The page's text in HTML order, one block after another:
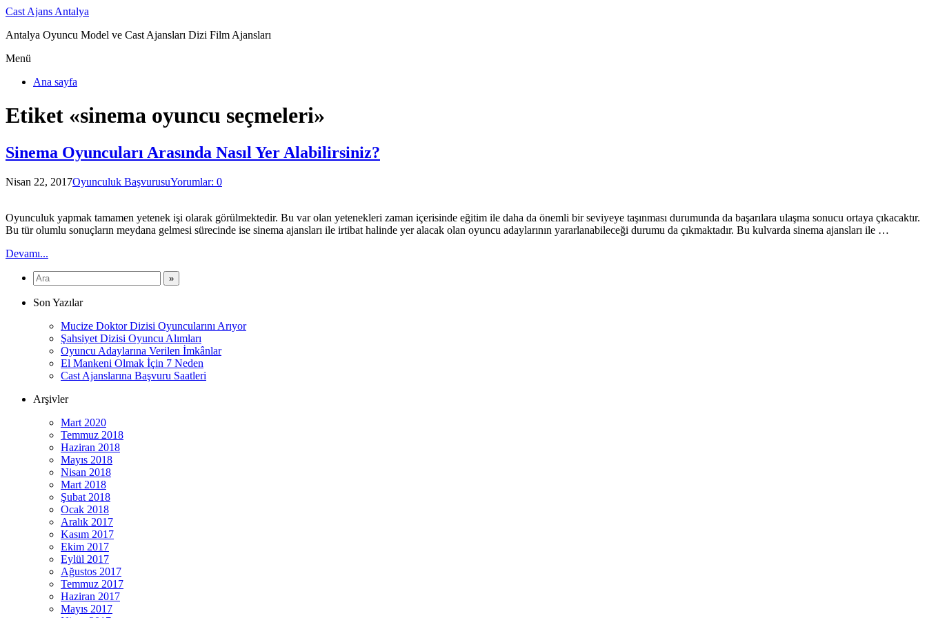
Cast Ajans Antalya
Antalya Oyuncu Model ve Cast Ajansları Dizi Film Ajansları
Menü
Ana sayfa
Etiket «sinema oyuncu seçmeleri»
Sinema Oyuncuları Arasında Nasıl Yer Alabilirsiniz?
Nisan 22, 2017Oyunculuk BaşvurusuYorumlar: 0
Oyunculuk yapmak tamamen yetenek işi olarak görülmektedir. Bu var olan yetenekleri zaman içerisinde eğitim ile daha da önemli bir seviyeye taşınması durumunda da başarılara ulaşma sonucu ortaya çıkacaktır.
Bu tür olumlu sonuçların meydana gelmesi sürecinde ise sinema ajansları ile irtibat halinde yer alacak olan oyuncu adaylarının yararlanabileceği durumu da çıkmaktadır. Bu kulvarda sinema ajansları ile …
Devamı...
Son Yazılar
Mucize Doktor Dizisi Oyuncularını Arıyor
Şahsiyet Dizisi Oyuncu Alımları
Oyuncu Adaylarına Verilen İmkânlar
El Mankeni Olmak İçin 7 Neden
Cast Ajanslarına Başvuru Saatleri
Arşivler
Mart 2020
Temmuz 2018
Haziran 2018
Mayıs 2018
Nisan 2018
Mart 2018
Şubat 2018
Ocak 2018
Aralık 2017
Kasım 2017
Ekim 2017
Eylül 2017
Ağustos 2017
Temmuz 2017
Haziran 2017
Mayıs 2017